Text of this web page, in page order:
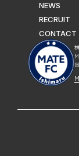
NEWS
RECRUIT
CONTACT